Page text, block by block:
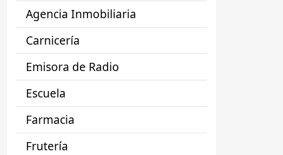
Agencia Inmobiliaria
Carnicería
Emisora de Radio
Escuela
Farmacia
Frutería